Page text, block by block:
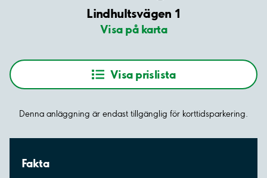
Lindhultsvägen 1
Visa på karta
Visa prislista
Denna anläggning är endast tillgänglig för korttidsparkering.
Fakta